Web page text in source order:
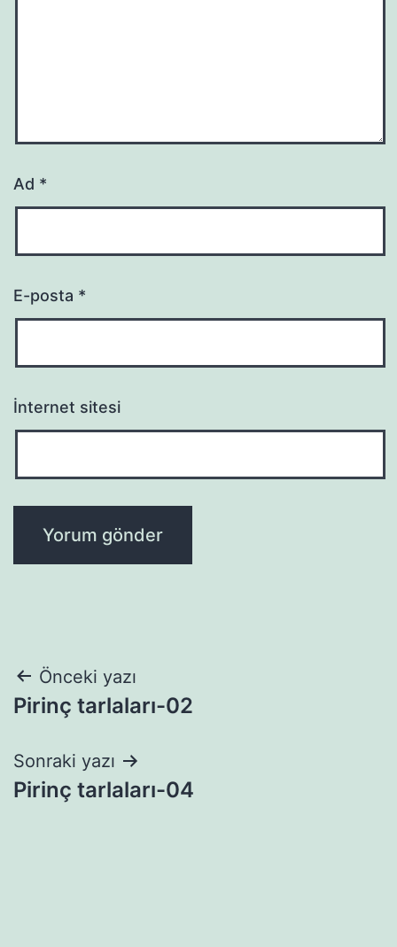
Ad *
E-posta *
İnternet sitesi
Yazı
gezinmesi
Önceki yazı
Pirinç tarlaları-02
Sonraki yazı
Pirinç tarlaları-04